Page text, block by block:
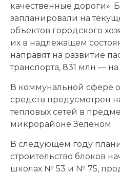
качественные дороги».
запланировали на
объектов городского
их в надлежащем
направят на развитие
транспорта, 831 млн — на
В коммунальной сфере
средств предусмотрен
тепловых сетей в
микрорайоне Зеленом.
В следующем году
строительство блоков
школах № 53 и № 75,